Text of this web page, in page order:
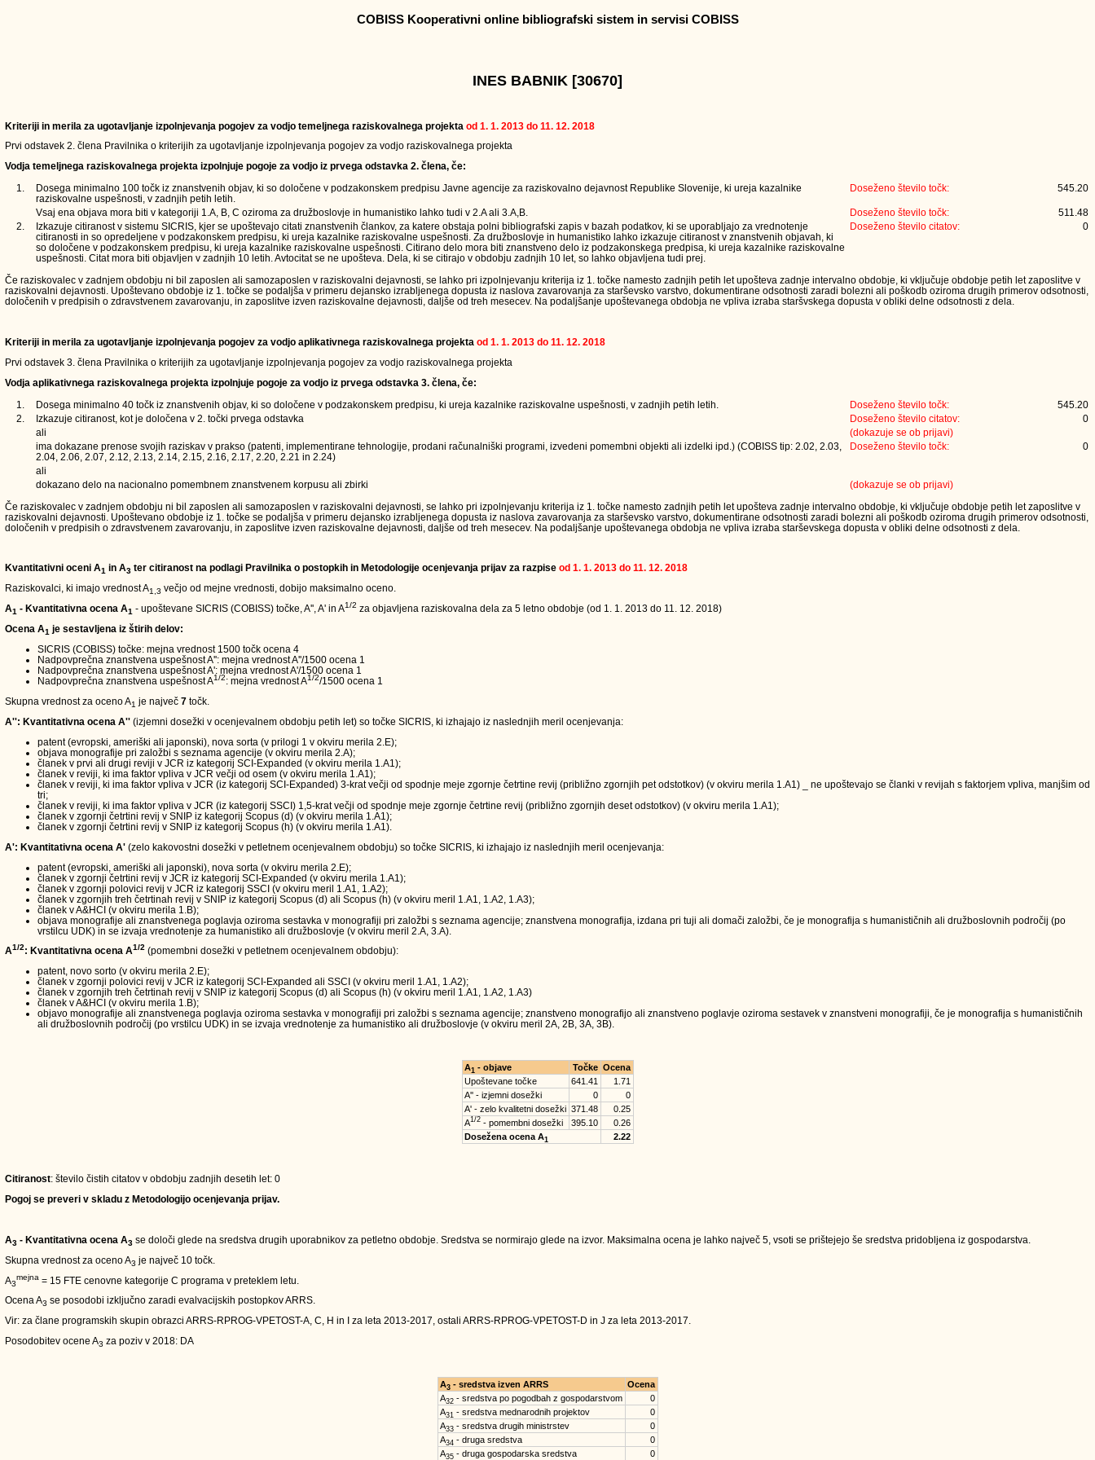
COBISS Kooperativni online bibliografski sistem in servisi COBISS
INES BABNIK [30670]
Kriteriji in merila za ugotavljanje izpolnjevanja pogojev za vodjo temeljnega raziskovalnega projekta od 1. 1. 2013 do 11. 12. 2018
Prvi odstavek 2. člena Pravilnika o kriterijih za ugotavljanje izpolnjevanja pogojev za vodjo raziskovalnega projekta
Vodja temeljnega raziskovalnega projekta izpolnjuje pogoje za vodjo iz prvega odstavka 2. člena, če:
1.
Dosega minimalno 100 točk iz znanstvenih objav, ki so določene v podzakonskem predpisu Javne agencije za raziskovalno dejavnost Republike Slovenije, ki ureja kazalnike
raziskovalne uspešnosti, v zadnjih petih letih.
Doseženo število točk: 545.20
Vsaj ena objava mora biti v kategoriji 1.A, B, C oziroma za družboslovje in humanistiko lahko tudi v 2.A ali 3.A,B. Doseženo število točk:
511.48
2.
Izkazuje citiranost v sistemu SICRIS, kjer se upoštevajo citati znanstvenih člankov, za katere obstaja polni bibliografski zapis v bazah podatkov, ki se uporabljajo za vrednotenje
citiranosti in so opredeljene v podzakonskem predpisu, ki ureja kazalnike raziskovalne uspešnosti. Za družboslovje in humanistiko lahko izkazuje citiranost v znanstvenih objavah, ki
so določene v podzakonskem predpisu, ki ureja kazalnike raziskovalne uspešnosti. Citirano delo mora biti znanstveno delo iz podzakonskega predpisa, ki ureja kazalnike raziskovalne
uspešnosti. Citat mora biti objavljen v zadnjih 10 letih. Avtocitat se ne upošteva. Dela, ki se citirajo v obdobju zadnjih 10 let, so lahko objavljena tudi prej.
Doseženo število citatov: 0
Če raziskovalec v zadnjem obdobju ni bil zaposlen ali samozaposlen v raziskovalni dejavnosti, se lahko pri izpolnjevanju kriterija iz 1. točke namesto zadnjih petih let upošteva zadnje intervalno obdobje, ki vključuje obdobje petih let zaposlitve v
raziskovalni dejavnosti. Upoštevano obdobje iz 1. točke se podaljša v primeru dejansko izrabljenega dopusta iz naslova zavarovanja za starševsko varstvo, dokumentirane odsotnosti zaradi bolezni ali poškodb oziroma drugih primerov odsotnosti,
določenih v predpisih o zdravstvenem zavarovanju, in zaposlitve izven raziskovalne dejavnosti, daljše od treh mesecev. Na podaljšanje upoštevanega obdobja ne vpliva izraba staršvskega dopusta v obliki delne odsotnosti z dela.
Kriteriji in merila za ugotavljanje izpolnjevanja pogojev za vodjo aplikativnega raziskovalnega projekta od 1. 1. 2013 do 11. 12. 2018
Prvi odstavek 3. člena Pravilnika o kriterijih za ugotavljanje izpolnjevanja pogojev za vodjo raziskovalnega projekta
Vodja aplikativnega raziskovalnega projekta izpolnjuje pogoje za vodjo iz prvega odstavka 3. člena, če:
1.
Dosega minimalno 40 točk iz znanstvenih objav, ki so določene v podzakonskem predpisu, ki ureja kazalnike raziskovalne uspešnosti, v zadnjih petih letih. Doseženo število točk:
545.20
2.
Izkazuje citiranost, kot je določena v 2. točki prvega odstavka Doseženo število citatov:
0
ali
(dokazuje se ob prijavi)
ima dokazane prenose svojih raziskav v prakso (patenti, implementirane tehnologije, prodani računalniški programi, izvedeni pomembni objekti ali izdelki ipd.) (COBISS tip: 2.02, 2.03,
2.04, 2.06, 2.07, 2.12, 2.13, 2.14, 2.15, 2.16, 2.17, 2.20, 2.21 in 2.24)
Doseženo število točk: 0
ali
dokazano delo na nacionalno pomembnem znanstvenem korpusu ali zbirki
(dokazuje se ob prijavi)
Če raziskovalec v zadnjem obdobju ni bil zaposlen ali samozaposlen v raziskovalni dejavnosti, se lahko pri izpolnjevanju kriterija iz 1. točke namesto zadnjih petih let upošteva zadnje intervalno obdobje, ki vključuje obdobje petih let zaposlitve v
raziskovalni dejavnosti. Upoštevano obdobje iz 1. točke se podaljša v primeru dejansko izrabljenega dopusta iz naslova zavarovanja za starševsko varstvo, dokumentirane odsotnosti zaradi bolezni ali poškodb oziroma drugih primerov odsotnosti,
določenih v predpisih o zdravstvenem zavarovanju, in zaposlitve izven raziskovalne dejavnosti, daljše od treh mesecev. Na podaljšanje upoštevanega obdobja ne vpliva izraba starševskega dopusta v obliki delne odsotnosti z dela.
Kvantitativni oceni A1 in A3 ter citiranost na podlagi Pravilnika o postopkih in Metodologije ocenjevanja prijav za razpise od 1. 1. 2013 do 11. 12. 2018
Raziskovalci, ki imajo vrednost A1,3 večjo od mejne vrednosti, dobijo maksimalno oceno.
A1 - Kvantitativna ocena A1 - upoštevane SICRIS (COBISS) točke, A'', A' in A1/2 za objavljena raziskovalna dela za 5 letno obdobje (od 1. 1. 2013 do 11. 12. 2018)
Ocena A1 je sestavljena iz štirih delov:
SICRIS (COBISS) točke: mejna vrednost 1500 točk ocena 4
Nadpovprečna znanstvena uspešnost A'': mejna vrednost A''/1500 ocena 1
Nadpovprečna znanstvena uspešnost A': mejna vrednost A'/1500 ocena 1
Nadpovprečna znanstvena uspešnost A1/2: mejna vrednost A1/2/1500 ocena 1
Skupna vrednost za oceno A1 je največ 7 točk.
A'': Kvantitativna ocena A'' (izjemni dosežki v ocenjevalnem obdobju petih let) so točke SICRIS, ki izhajajo iz naslednjih meril ocenjevanja:
patent (evropski, ameriški ali japonski), nova sorta (v prilogi 1 v okviru merila 2.E);
objava monografije pri založbi s seznama agencije (v okviru merila 2.A);
članek v prvi ali drugi reviji v JCR iz kategorij SCI-Expanded (v okviru merila 1.A1);
članek v reviji, ki ima faktor vpliva v JCR večji od osem (v okviru merila 1.A1);
članek v reviji, ki ima faktor vpliva v JCR (iz kategorij SCI-Expanded) 3-krat večji od spodnje meje zgornje četrtine revij (približno zgornjih pet odstotkov) (v okviru merila 1.A1) _ ne upoštevajo se članki v revijah s faktorjem vpliva, manjšim od
tri;
članek v reviji, ki ima faktor vpliva v JCR (iz kategorij SSCI) 1,5-krat večji od spodnje meje zgornje četrtine revij (približno zgornjih deset odstotkov) (v okviru merila 1.A1);
članek v zgornji četrtini revij v SNIP iz kategorij Scopus (d) (v okviru merila 1.A1);
članek v zgornji četrtini revij v SNIP iz kategorij Scopus (h) (v okviru merila 1.A1).
A': Kvantitativna ocena A' (zelo kakovostni dosežki v petletnem ocenjevalnem obdobju) so točke SICRIS, ki izhajajo iz naslednjih meril ocenjevanja:
patent (evropski, ameriški ali japonski), nova sorta (v okviru merila 2.E);
članek v zgornji četrtini revij v JCR iz kategorij SCI-Expanded (v okviru merila 1.A1);
članek v zgornji polovici revij v JCR iz kategorij SSCI (v okviru meril 1.A1, 1.A2);
članek v zgornjih treh četrtinah revij v SNIP iz kategorij Scopus (d) ali Scopus (h) (v okviru meril 1.A1, 1.A2, 1.A3);
članek v A&HCI (v okviru merila 1.B);
objava monografije ali znanstvenega poglavja oziroma sestavka v monografiji pri založbi s seznama agencije; znanstvena monografija, izdana pri tuji ali domači založbi, če je monografija s humanističnih ali družboslovnih področij (po
vrstilcu UDK) in se izvaja vrednotenje za humanistiko ali družboslovje (v okviru meril 2.A, 3.A).
A1/2: Kvantitativna ocena A1/2 (pomembni dosežki v petletnem ocenjevalnem obdobju):
patent, novo sorto (v okviru merila 2.E);
članek v zgornji polovici revij v JCR iz kategorij SCI-Expanded ali SSCI (v okviru meril 1.A1, 1.A2);
članek v zgornjih treh četrtinah revij v SNIP iz kategorij Scopus (d) ali Scopus (h) (v okviru meril 1.A1, 1.A2, 1.A3)
članek v A&HCI (v okviru merila 1.B);
objavo monografije ali znanstvenega poglavja oziroma sestavka v monografiji pri založbi s seznama agencije; znanstveno monografijo ali znanstveno poglavje oziroma sestavek v znanstveni monografiji, če je monografija s humanističnih
ali družboslovnih področij (po vrstilcu UDK) in se izvaja vrednotenje za humanistiko ali družboslovje (v okviru meril 2A, 2B, 3A, 3B).
A1 - objave Točke Ocena
Upoštevane točke
641.41
1.71
A'' - izjemni dosežki
0
0
A' - zelo kvalitetni dosežki 371.48
0.25
A1/2- pomembni dosežki 395.10
0.26
Dosežena ocena A1 2.22
Citiranost: število čistih citatov v obdobju zadnjih desetih let: 0
Pogoj se preveri v skladu z Metodologijo ocenjevanja prijav.
A3 - Kvantitativna ocena A3 se določi glede na sredstva drugih uporabnikov za petletno obdobje. Sredstva se normirajo glede na izvor. Maksimalna ocena je lahko največ 5, vsoti se prištejejo še sredstva pridobljena iz gospodarstva.
Skupna vrednost za oceno A3 je največ 10 točk.
A3
mejna = 15 FTE cenovne kategorije C programa v preteklem letu.
Ocena A3 se posodobi izključno zaradi evalvacijskih postopkov ARRS.
Vir: za člane programskih skupin obrazci ARRS-RPROG-VPETOST-A, C, H in I za leta 2013-2017, ostali ARRS-RPROG-VPETOST-D in J za leta 2013-2017.
Posodobitev ocene A3 za poziv v 2018: DA
A3- sredstva izven ARRS
Ocena
A32- sredstva po pogodbah z gospodarstvom
0
A31 - sredstva mednarodnih projektov
0
A33- sredstva drugih ministrstev
0
A34 - druga sredstva
0
A35- druga gospodarska sredstva 0